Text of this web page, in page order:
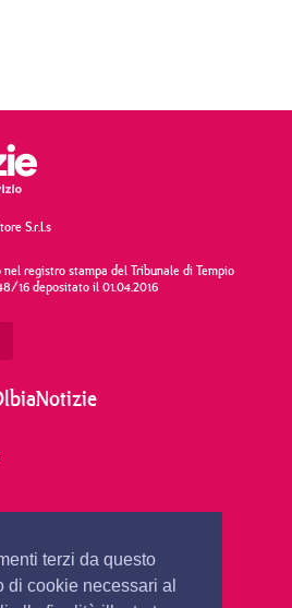
terzi da questo
cookie necessari al
S.r.l.s
registro stampa del Tribunale di Tempio
16 depositato il 01.04.2016